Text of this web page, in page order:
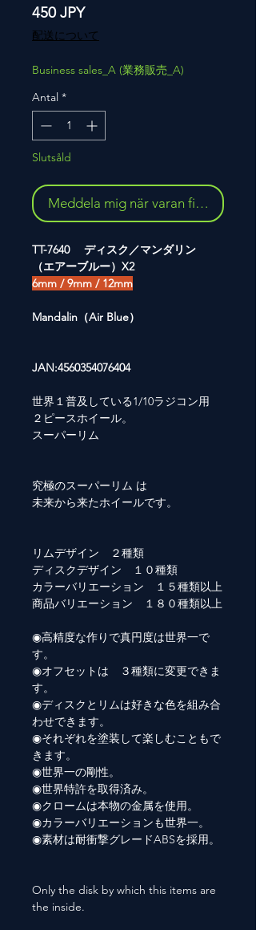
450 JPYPris
配送について
Business sales_A (業務販売_A)
Antal *
Slutsåld
Meddela mig när varan finns i lager
TT-7640 ディスク／マンダリン
（エアーブルー）X2
6mm / 9mm / 12mm
Mandalin（Air Blue）
JAN:4560354076404
世界１普及している1/10ラジコン用
２ピースホイール。
スーパーリム
究極のスーパーリム は
未来から来たホイールです。
リムデザイン ２種類
ディスクデザイン １０種類
カラーバリエーション １５種類以上
商品バリエーション １８０種類以上
◉高精度な作りで真円度は世界一で
す。
◉オフセットは ３種類に変更できま
す。
◉ディスクとリムは好きな色を組み合
わせできます。
◉それぞれを塗装して楽しむこともで
きます。
◉世界一の剛性。
◉世界特許を取得済み。
◉クロームは本物の金属を使用。
◉カラーバリエーションも世界一。
◉素材は耐衝撃グレードABSを採用。
Only the disk by which this items are
the inside.